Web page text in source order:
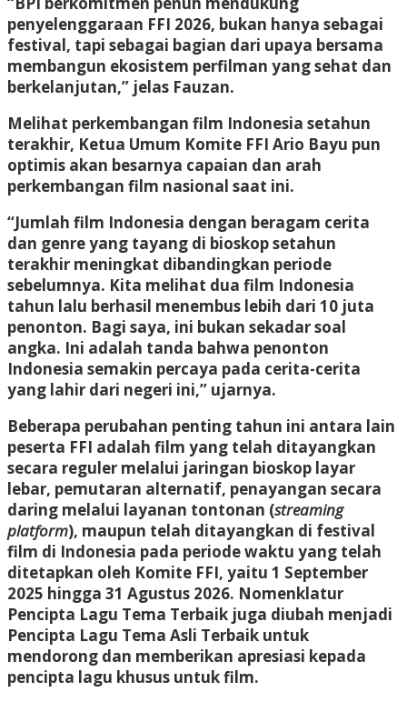
penyelenggaraan FFI 2026, bukan hanya sebagai
festival, tapi sebagai bagian dari upaya bersama
membangun ekosistem perfilman yang sehat dan
berkelanjutan,” jelas Fauzan.
Melihat perkembangan film Indonesia setahun
terakhir, Ketua Umum Komite FFI Ario Bayu pun
optimis akan besarnya capaian dan arah
perkembangan film nasional saat ini.
“Jumlah film Indonesia dengan beragam cerita
dan genre yang tayang di bioskop setahun
terakhir meningkat dibandingkan periode
sebelumnya. Kita melihat dua film Indonesia
tahun lalu berhasil menembus lebih dari 10 juta
penonton. Bagi saya, ini bukan sekadar soal
angka. Ini adalah tanda bahwa penonton
Indonesia semakin percaya pada cerita-cerita
yang lahir dari negeri ini,” ujarnya.
Beberapa perubahan penting tahun ini antara lain
peserta FFI adalah film yang telah ditayangkan
secara reguler melalui jaringan bioskop layar
lebar, pemutaran alternatif, penayangan secara
daring melalui layanan tontonan (streaming
platform), maupun telah ditayangkan di festival
film di Indonesia pada periode waktu yang telah
ditetapkan oleh Komite FFI, yaitu 1 September
2025 hingga 31 Agustus 2026. Nomenklatur
Pencipta Lagu Tema Terbaik juga diubah menjadi
Pencipta Lagu Tema Asli Terbaik untuk
mendorong dan memberikan apresiasi kepada
pencipta lagu khusus untuk film.